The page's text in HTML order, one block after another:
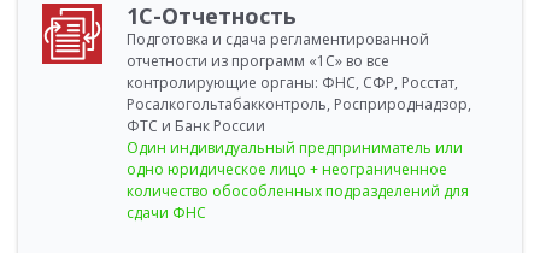
1С-Отчетность
Подготовка и сдача регламентированной
отчетности из программ «1С» во все
контролирующие органы: ФНС, СФР, Росстат,
Росалкогольтабакконтроль, Росприроднадзор,
ФТС и Банк России
Один индивидуальный предприниматель или
одно юридическое лицо + неограниченное
количество обособленных подразделений для
сдачи ФНС